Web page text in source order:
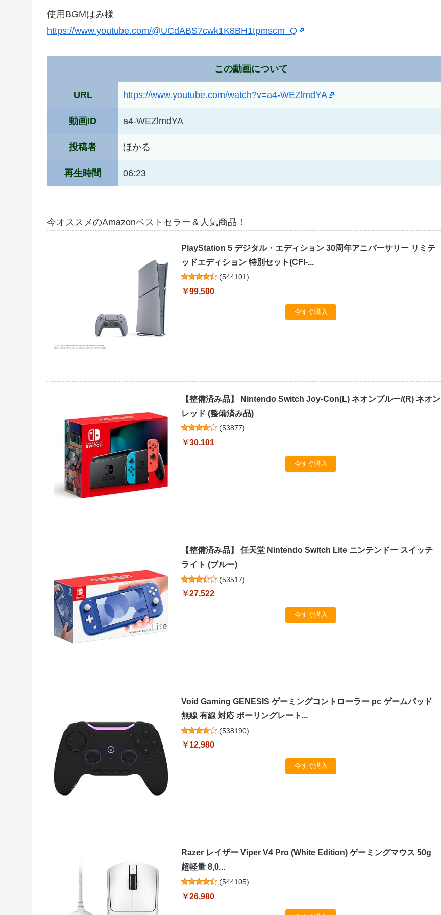
使用BGMはみ様
https://www.youtube.com/@UCdABS7cwk1K8BH1tpmscm_Q
この動画について
URL https://www.youtube.com/watch?v=a4-WEZlmdYA
動画ID a4-WEZlmdYA
投稿者 ほかる
再生時間 06:23
今オススメのAmazonベストセラー＆人気商品！
PlayStation 5 デジタル・エディション 30周年アニバーサリー リミテ
ッドエディション 特別セット(CFI-...
(544101)
￥99,500
今すぐ購入
【整備済み品】 Nintendo Switch Joy-Con(L) ネオンブルー/(R) ネオン
レッド (整備済み品)
(53877)
￥30,101
今すぐ購入
【整備済み品】 任天堂 Nintendo Switch Lite ニンテンドー スイッチ
ライト (ブルー)
(53517)
￥27,522
今すぐ購入
Void Gaming GENESIS ゲーミングコントローラー pc ゲームパッド
無線 有線 対応 ポーリングレート...
(538190)
￥12,980
今すぐ購入
Razer レイザー Viper V4 Pro (White Edition) ゲーミングマウス 50g
超軽量 8,0...
(544105)
￥26,980